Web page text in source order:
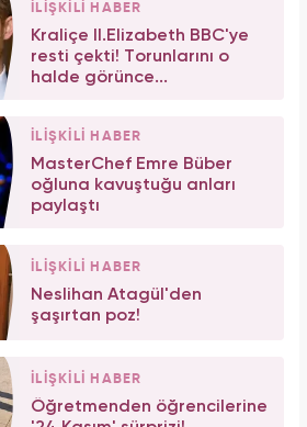
İLİŞKİLİ HABER
Kraliçe II.Elizabeth BBC'ye
resti çekti! Torunlarını o
halde görünce...
İLİŞKİLİ HABER
MasterChef Emre Büber
oğluna kavuştuğu anları
paylaştı
İLİŞKİLİ HABER
Neslihan Atagül'den
şaşırtan poz!
İLİŞKİLİ HABER
Öğretmenden öğrencilerine